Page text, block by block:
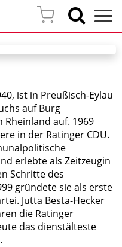
ist in Preußisch-Eylau
auf Burg
Rheinland auf. 1969
in der Ratinger CDU.
erlebte als Zeitzeugin
Schritte des
gründete sie als erste
Jutta Besta-Hecker
die Ratinger
das dienstälteste